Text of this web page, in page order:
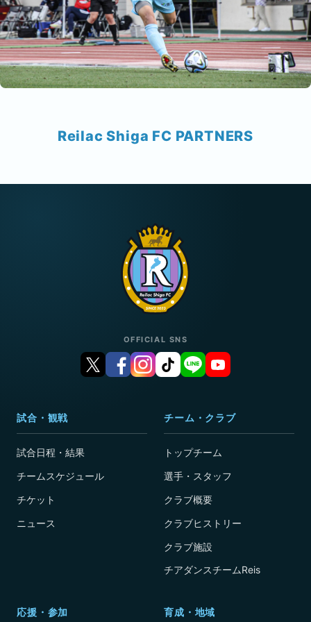
Reilac Shiga FC PARTNERS
OFFICIAL SNS
試合・観戦
試合日程・結果
チームスケジュール
チケット
ニュース
チーム・クラブ
トップチーム
選手・スタッフ
クラブ概要
クラブヒストリー
クラブ施設
チアダンスチームReis
応援・参加 育成・地域